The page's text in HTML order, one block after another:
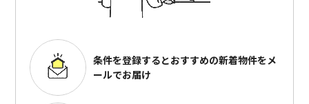
条件を登録するとおすすめの新着物件をメ
ールでお届け